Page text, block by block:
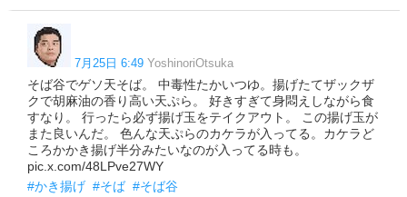
7月25日 6:49 YoshinoriOtsuka
そば谷でゲソ天そば。 中毒性たかいつゆ。揚げたてザックザ
クで胡麻油の香り高い天ぷら。 好きすぎて身悶えしながら食
すなり。 行ったら必ず揚げ玉をテイクアウト。 この揚げ玉が
また良いんだ。 色んな天ぷらのカケラが入ってる。カケラど
ころかかき揚げ半分みたいなのが入ってる時も。
pic.x.com/48LPve27WY
#かき揚げ #そば #そば谷